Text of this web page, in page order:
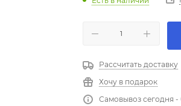
Рассчитать доставку
Хочу в подарок
Самовывоз сегодня -